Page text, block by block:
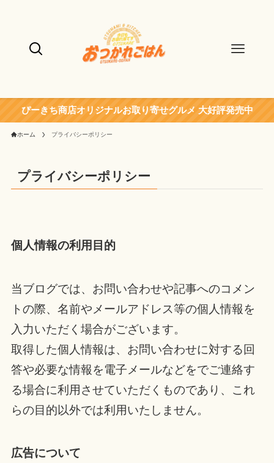
ぴーきち商店オリジナルお取り寄せグルメ 大好評発売中
ホーム プライバシーポリシー
プライバシーポリシー
個人情報の利用目的
当ブログでは、お問い合わせや記事へのコメン
トの際、名前やメールアドレス等の個人情報を
入力いただく場合がございます。
取得した個人情報は、お問い合わせに対する回
答や必要な情報を電子メールなどをでご連絡す
る場合に利用させていただくものであり、これ
らの目的以外では利用いたしません。
広告について